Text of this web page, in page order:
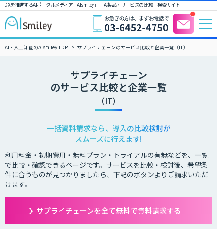
DXを推進するAIポータルメディア「AIsmiley」｜ AI製品・サービスの比較・検索サイト
AI・人工知能のAIsmiley TOP サプライチェーンのサービス比較と企業一覧（IT）
サプライチェーン
のサービス比較と企業一覧
（IT）
一括資料請求なら、導入の比較検討が
スムーズに行えます!
利用料金・初期費用・無料プラン・トライアルの有無などを、一覧
で比較・確認できるページです。サービスを比較・検討後、希望条
件に合うものが見つかりましたら、下記のボタンよりご請求いただ
けます。
サプライチェーンを全て無料で資料請求する